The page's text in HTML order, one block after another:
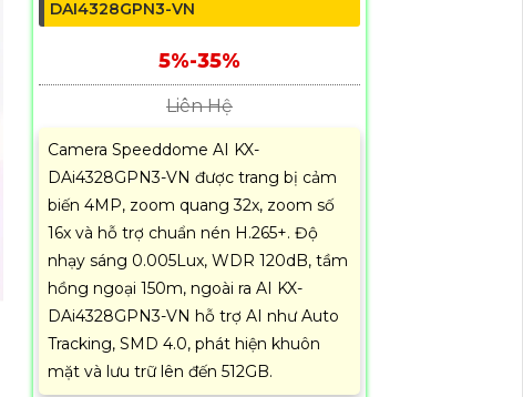
DAI4328GPN3-VN
5%-35%
Liên Hệ
Camera Speeddome AI KX-
DAi4328GPN3-VN được trang bị cảm
biến 4MP, zoom quang 32x, zoom số
16x và hỗ trợ chuẩn nén H.265+. Độ
nhạy sáng 0.005Lux, WDR 120dB, tầm
hồng ngoại 150m, ngoài ra AI KX-
DAi4328GPN3-VN hỗ trợ AI như Auto
Tracking, SMD 4.0, phát hiện khuôn
mặt và lưu trữ lên đến 512GB.